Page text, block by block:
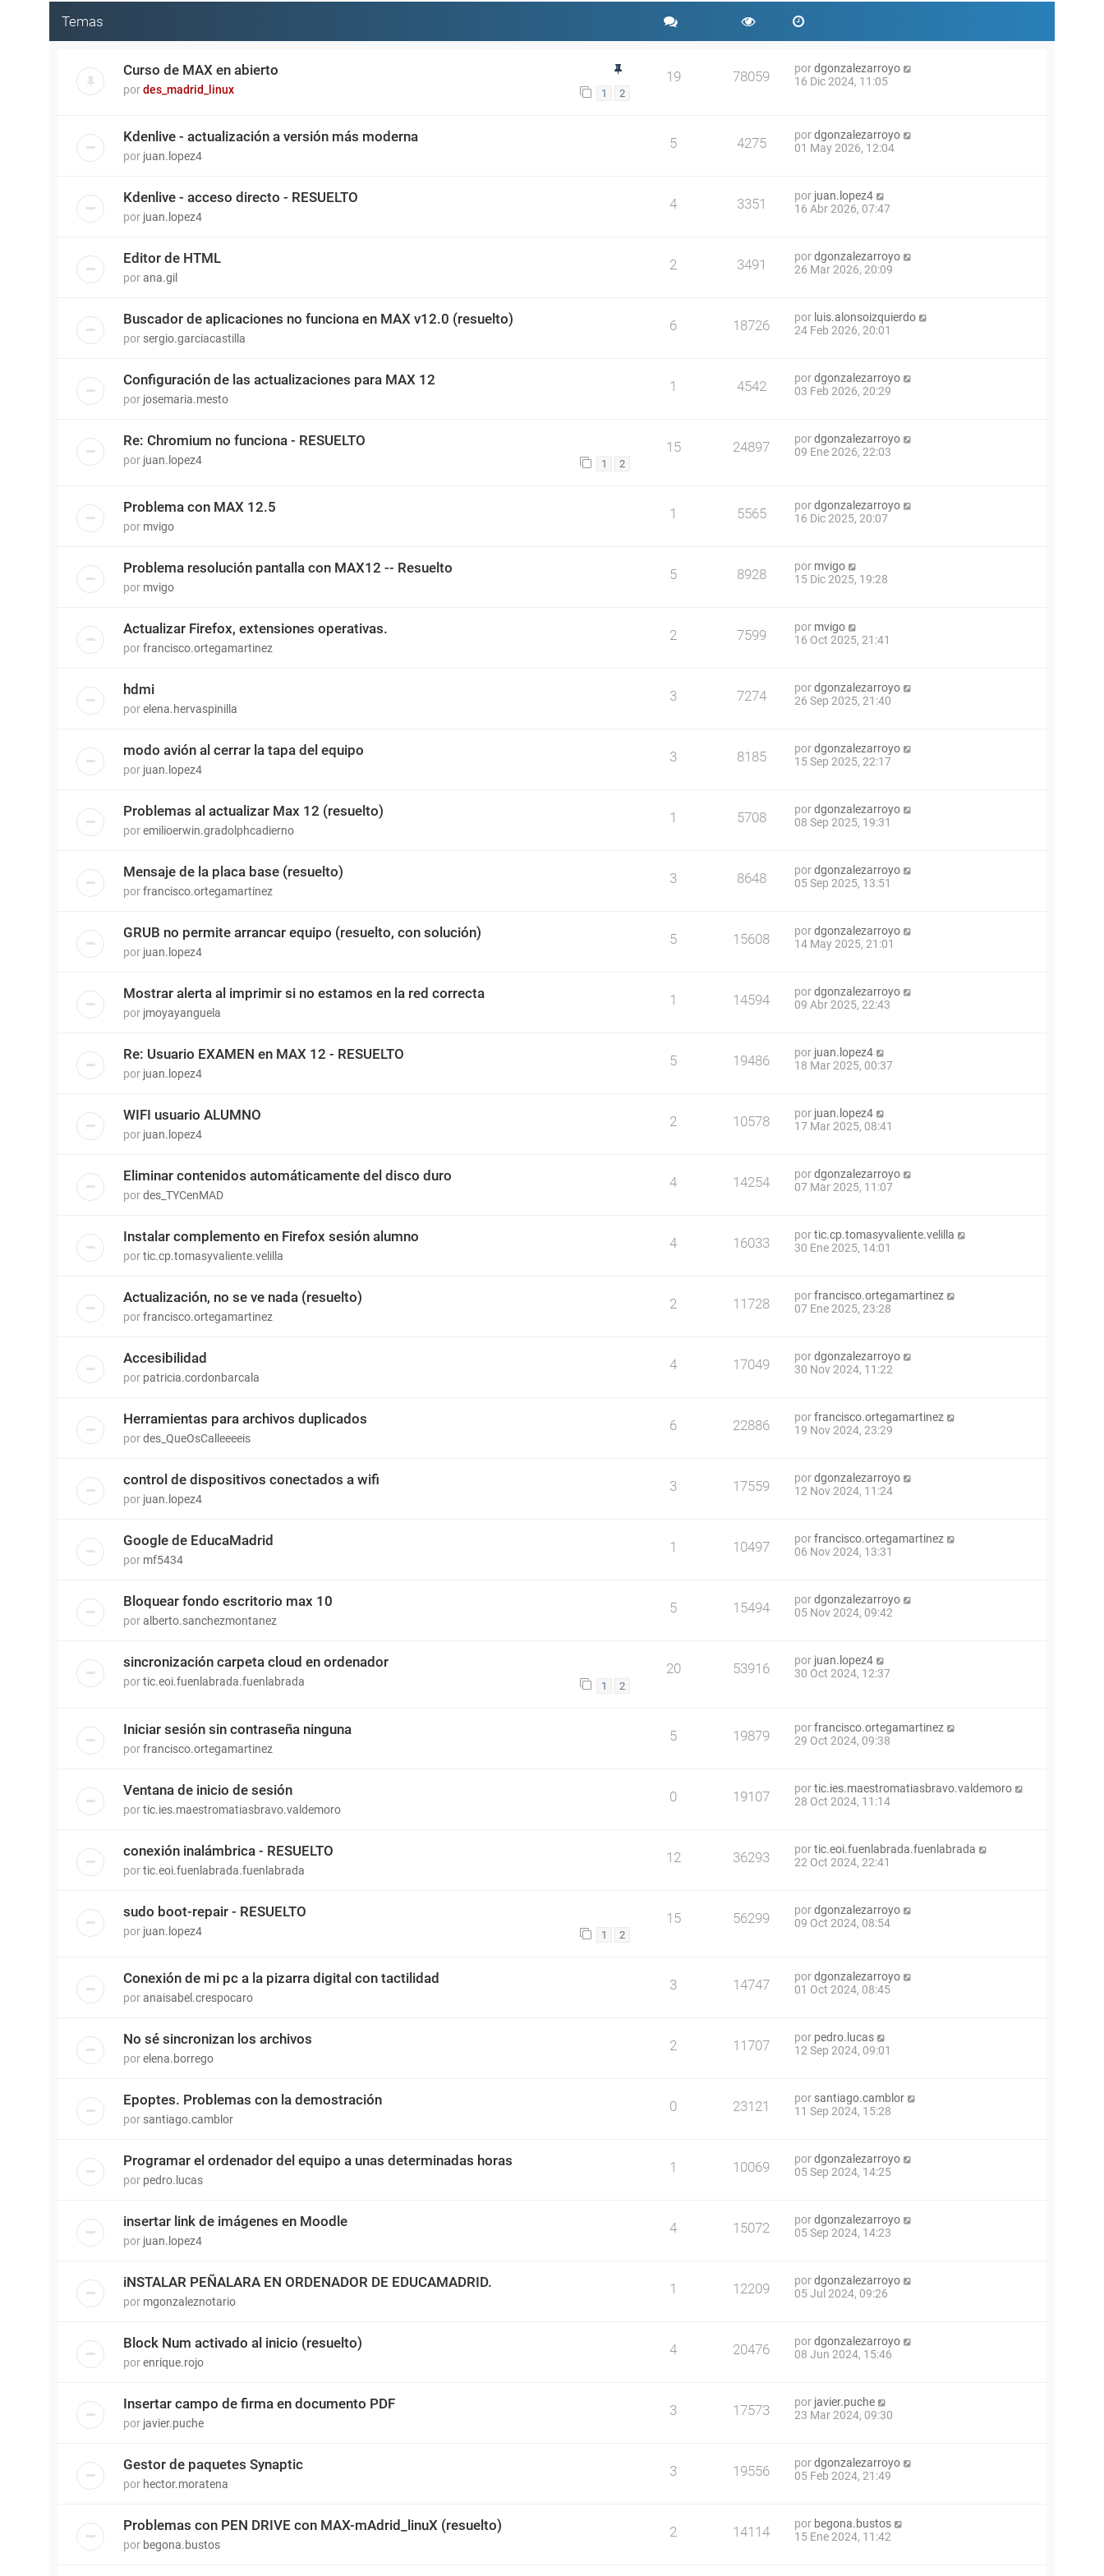
Temas
Curso de MAX en abierto
pordes_madrid_linux 1 2
19 78059 pordgonzalezarroyo
16 Dic 2024, 11:05
Kdenlive - actualización a versión más moderna
por juan.lopez4
5 4275 pordgonzalezarroyo
01 May 2026, 12:04
Kdenlive - acceso directo - RESUELTO
por juan.lopez4
4 3351 por juan.lopez4
16 Abr 2026, 07:47
Editor de HTML
porana.gil
2 3491 pordgonzalezarroyo
26 Mar 2026, 20:09
Buscador de aplicaciones no funciona en MAX v12.0 (resuelto)
por sergio.garciacastilla
6 18726 por luis.alonsoizquierdo
24 Feb 2026, 20:01
Configuración de las actualizaciones para MAX 12
por josemaria.mesto
1 4542 pordgonzalezarroyo
03 Feb 2026, 20:29
Re: Chromium no funciona - RESUELTO
por juan.lopez4 1 2
15 24897 pordgonzalezarroyo
09 Ene 2026, 22:03
Problema con MAX 12.5
por mvigo
1 5565 pordgonzalezarroyo
16 Dic 2025, 20:07
Problema resolución pantalla con MAX12 -- Resuelto
por mvigo
5 8928 por mvigo
15 Dic 2025, 19:28
Actualizar Firefox, extensiones operativas.
porfrancisco.ortegamartinez
2 7599 por mvigo
16 Oct 2025, 21:41
hdmi
porelena.hervaspinilla
3 7274 pordgonzalezarroyo
26 Sep 2025, 21:40
modo avión al cerrar la tapa del equipo
por juan.lopez4
3 8185 pordgonzalezarroyo
15 Sep 2025, 22:17
Problemas al actualizar Max 12 (resuelto)
poremilioerwin.gradolphcadierno
1 5708 pordgonzalezarroyo
08 Sep 2025, 19:31
Mensaje de la placa base (resuelto)
porfrancisco.ortegamartinez
3 8648 pordgonzalezarroyo
05 Sep 2025, 13:51
GRUB no permite arrancar equipo (resuelto, con solución)
por juan.lopez4
5 15608 pordgonzalezarroyo
14 May 2025, 21:01
Mostrar alerta al imprimir si no estamos en la red correcta
por jmoyayanguela
1 14594 pordgonzalezarroyo
09 Abr 2025, 22:43
Re: Usuario EXAMEN en MAX 12 - RESUELTO
por juan.lopez4
5 19486 por juan.lopez4
18 Mar 2025, 00:37
WIFI usuario ALUMNO
por juan.lopez4
2 10578 por juan.lopez4
17 Mar 2025, 08:41
Eliminar contenidos automáticamente del disco duro
pordes_TYCenMAD
4 14254 pordgonzalezarroyo
07 Mar 2025, 11:07
Instalar complemento en Firefox sesión alumno
portic.cp.tomasyvaliente.velilla
4 16033 portic.cp.tomasyvaliente.velilla
30 Ene 2025, 14:01
Actualización, no se ve nada (resuelto)
porfrancisco.ortegamartinez
2 11728 porfrancisco.ortegamartinez
07 Ene 2025, 23:28
Accesibilidad
por patricia.cordonbarcala
4 17049 pordgonzalezarroyo
30 Nov 2024, 11:22
Herramientas para archivos duplicados
pordes_QueOsCalleeeeis
6 22886 porfrancisco.ortegamartinez
19 Nov 2024, 23:29
control de dispositivos conectados a wifi
por juan.lopez4
3 17559 pordgonzalezarroyo
12 Nov 2024, 11:24
Google de EducaMadrid
por mf5434
1 10497 porfrancisco.ortegamartinez
06 Nov 2024, 13:31
Bloquear fondo escritorio max 10
poralberto.sanchezmontanez
5 15494 pordgonzalezarroyo
05 Nov 2024, 09:42
sincronización carpeta cloud en ordenador
portic.eoi.fuenlabrada.fuenlabrada 1 2
20 53916 por juan.lopez4
30 Oct 2024, 12:37
Iniciar sesión sin contraseña ninguna
porfrancisco.ortegamartinez
5 19879 porfrancisco.ortegamartinez
29 Oct 2024, 09:38
Ventana de inicio de sesión
portic.ies.maestromatiasbravo.valdemoro
0 19107 portic.ies.maestromatiasbravo.valdemoro
28 Oct 2024, 11:14
conexión inalámbrica - RESUELTO
portic.eoi.fuenlabrada.fuenlabrada
12 36293 portic.eoi.fuenlabrada.fuenlabrada
22 Oct 2024, 22:41
sudo boot-repair - RESUELTO
por juan.lopez4 1 2
15 56299 pordgonzalezarroyo
09 Oct 2024, 08:54
Conexión de mi pc a la pizarra digital con tactilidad
poranaisabel.crespocaro
3 14747 pordgonzalezarroyo
01 Oct 2024, 08:45
No sé sincronizan los archivos
porelena.borrego
2 11707 por pedro.lucas
12 Sep 2024, 09:01
Epoptes. Problemas con la demostración
por santiago.camblor
0 23121 por santiago.camblor
11 Sep 2024, 15:28
Programar el ordenador del equipo a unas determinadas horas
por pedro.lucas
1 10069 pordgonzalezarroyo
05 Sep 2024, 14:25
insertar link de imágenes en Moodle
por juan.lopez4
4 15072 pordgonzalezarroyo
05 Sep 2024, 14:23
iNSTALAR PEÑALARA EN ORDENADOR DE EDUCAMADRID.
por mgonzaleznotario
1 12209 pordgonzalezarroyo
05 Jul 2024, 09:26
Block Num activado al inicio (resuelto)
porenrique.rojo
4 20476 pordgonzalezarroyo
08 Jun 2024, 15:46
Insertar campo de firma en documento PDF
por javier.puche
3 17573 por javier.puche
23 Mar 2024, 09:30
Gestor de paquetes Synaptic
por hector.moratena
3 19556 pordgonzalezarroyo
05 Feb 2024, 21:49
Problemas con PEN DRIVE con MAX-mAdrid_linuX (resuelto)
por begona.bustos
2 14114 por begona.bustos
15 Ene 2024, 11:42